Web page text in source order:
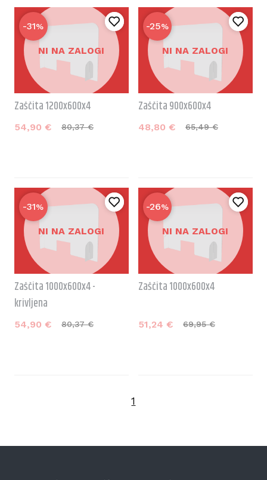
NI NA ZALOGI
-31%
Zaščita 1200x600x4
54,90 € 80,37 €
NI NA ZALOGI
-25%
Zaščita 900x600x4
48,80 € 65,49 €
NI NA ZALOGI
-31%
Zaščita 1000x600x4 -
krivljena
54,90 € 80,37 €
NI NA ZALOGI
-26%
Zaščita 1000x600x4
51,24 € 69,95 €
1